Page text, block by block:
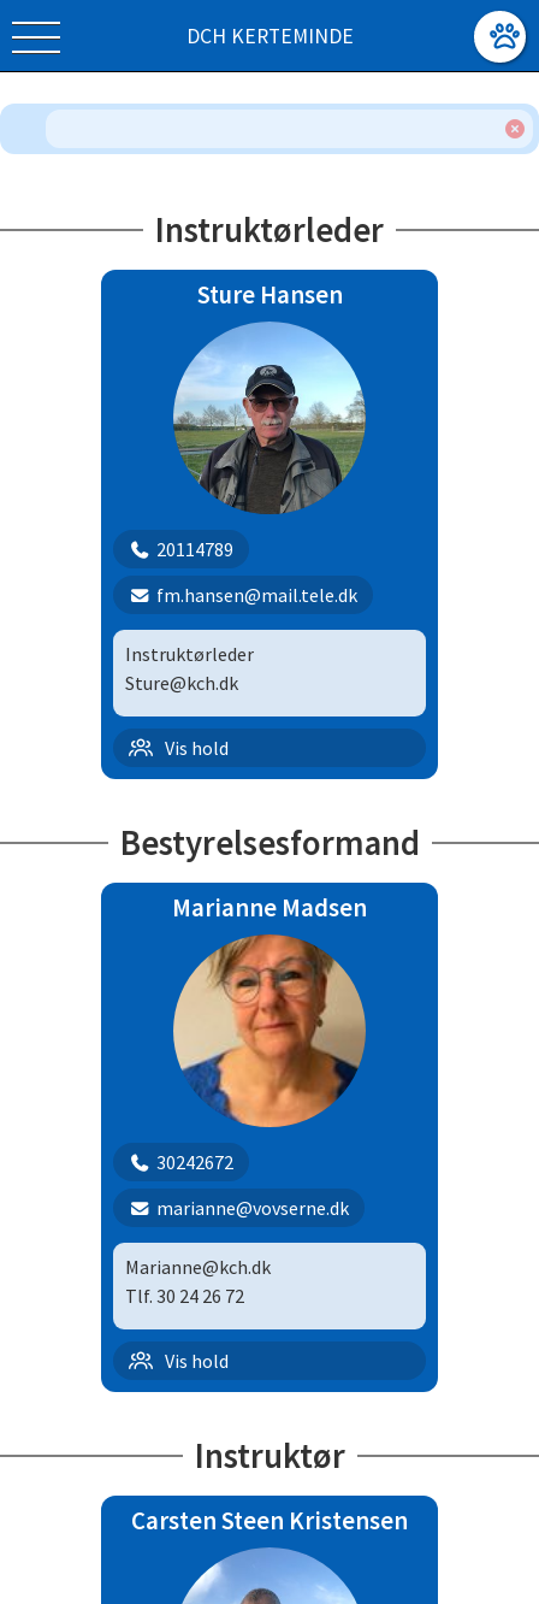
DCH KERTEMINDE
Instruktørleder
Sture Hansen
20114789
fm.hansen@mail.tele.dk
Instruktørleder
Sture@kch.dk
Vis hold
Familieholdet | 5
Bestyrelsesformand
Marianne Madsen
30242672
marianne@vovserne.dk
Marianne@kch.dk
Tlf. 30 24 26 72
Vis hold
Begynderhold + 8 mdr | 11
Instruktør
Carsten Steen Kristensen